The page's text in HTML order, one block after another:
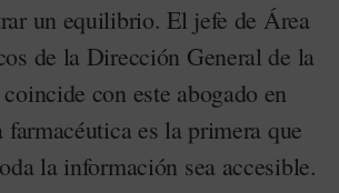
un equilibrio. El jefe de Área
de la Dirección General de la
con este abogado en
es la primera que
la información sea accesible.